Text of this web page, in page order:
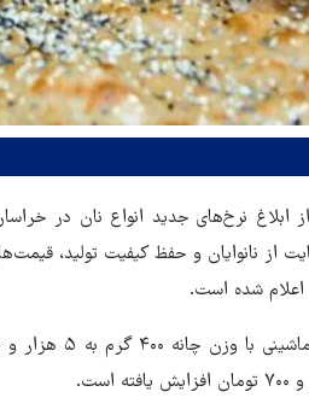
از نانوایان و حفظ کیفیت تولید،
شده است.